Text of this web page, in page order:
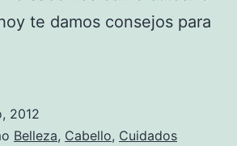
te damos consejos para
2012
Belleza, Cabello, Cuidados